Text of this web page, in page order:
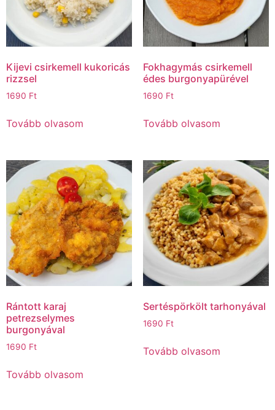
Kijevi csirkemell kukoricás
rizzsel
1690 Ft
Tovább olvasom
Fokhagymás csirkemell
édes burgonyapürével
1690 Ft
Tovább olvasom
Rántott karaj
petrezselymes
burgonyával
1690 Ft
Tovább olvasom
Sertéspörkölt tarhonyával
1690 Ft
Tovább olvasom